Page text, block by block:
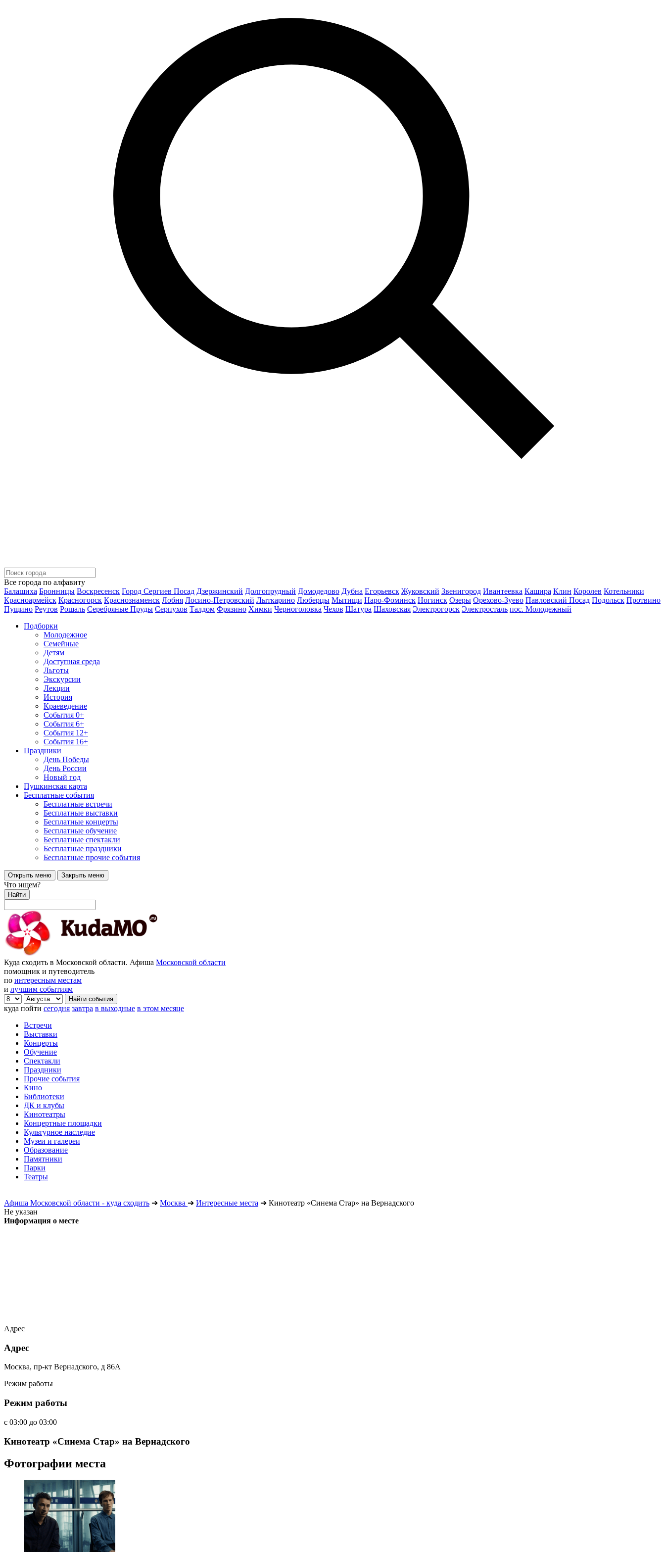
Все города по алфавиту
Балашиха Бронницы Воскресенск Город Сергиев Посад Дзержинский Долгопрудный Домодедово Дубна Егорьевск Жуковский Звенигород Ивантеевка Кашира Клин Королев Котельники
Красноармейск Красногорск Краснознаменск Лобня Лосино-Петровский Лыткарино Люберцы Мытищи Наро-Фоминск Ногинск Озеры Орехово-Зуево Павловский Посад Подольск Протвино
Пущино Реутов Рошаль Серебряные Пруды Серпухов Талдом Фрязино Химки Черноголовка Чехов Шатура Шаховская Электрогорск Электросталь пос. Молодежный
Подборки
Молодежное
Семейные
Детям
Доступная среда
Льготы
Экскурсии
Лекции
История
Краеведение
События 0+
События 6+
События 12+
События 16+
Праздники
День Победы
День России
Новый год
Пушкинская карта
Бесплатные события
Бесплатные встречи
Бесплатные выставки
Бесплатные концерты
Бесплатные обучение
Бесплатные спектакли
Бесплатные праздники
Бесплатные прочие события
Открыть меню Закрыть меню
Что ищем?
Найти
Куда сходить в Московской области. Афиша Московской области
помощник и путеводитель
по интересным местам
и лучшим событиям
куда пойти сегодня завтра в выходные в этом месяце
Встречи
Выставки
Концерты
Обучение
Спектакли
Праздники
Прочие события
Кино
Библиотеки
ДК и клубы
Кинотеатры
Концертные площадки
Культурное наследие
Музеи и галереи
Образование
Памятники
Парки
Театры
Афиша Московской области - куда сходить ➔ Москва ➔ Интересные места ➔ Кинотеатр «Синема Стар» на Вернадского
Не указан
Информация о месте
Адрес
Адрес
Москва, пр-кт Вернадского, д 86А
Режим работы
Режим работы
c 03:00 до 03:00
Кинотеатр «Синема Стар» на Вернадского
Фотографии места